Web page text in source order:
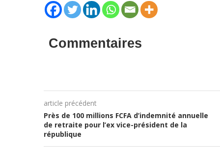
Commentaires
article précédent
Près de 100 millions FCFA d’indemnité annuelle
de retraite pour l’ex vice-président de la
république